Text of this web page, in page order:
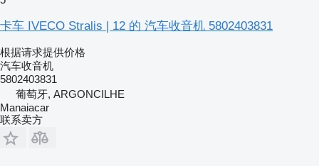
卡车 IVECO Stralis | 12 的 汽车收音机 5802403831
根据请求提供价格
汽车收音机
5802403831
葡萄牙, ARGONCILHE
Manaiacar
联系卖方